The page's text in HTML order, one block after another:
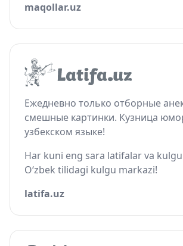
maqollar.uz
Ежедневно только отборные
смешные картинки. Кузница
узбекском языке!
Har kuni eng sara latifalar va
O‘zbek tilidagi kulgu markazi!
latifa.uz